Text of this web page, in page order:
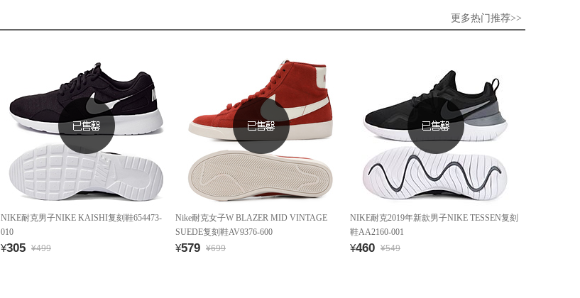
更多热门推荐>>
NIKE耐克男子NIKE KAISHI复刻鞋654473-
010
¥305 ¥499
Nike耐克女子W BLAZER MID VINTAGE
SUEDE复刻鞋AV9376-600
¥579 ¥699
NIKE耐克2019年新款男子NIKE TESSEN复刻
鞋AA2160-001
¥460 ¥549